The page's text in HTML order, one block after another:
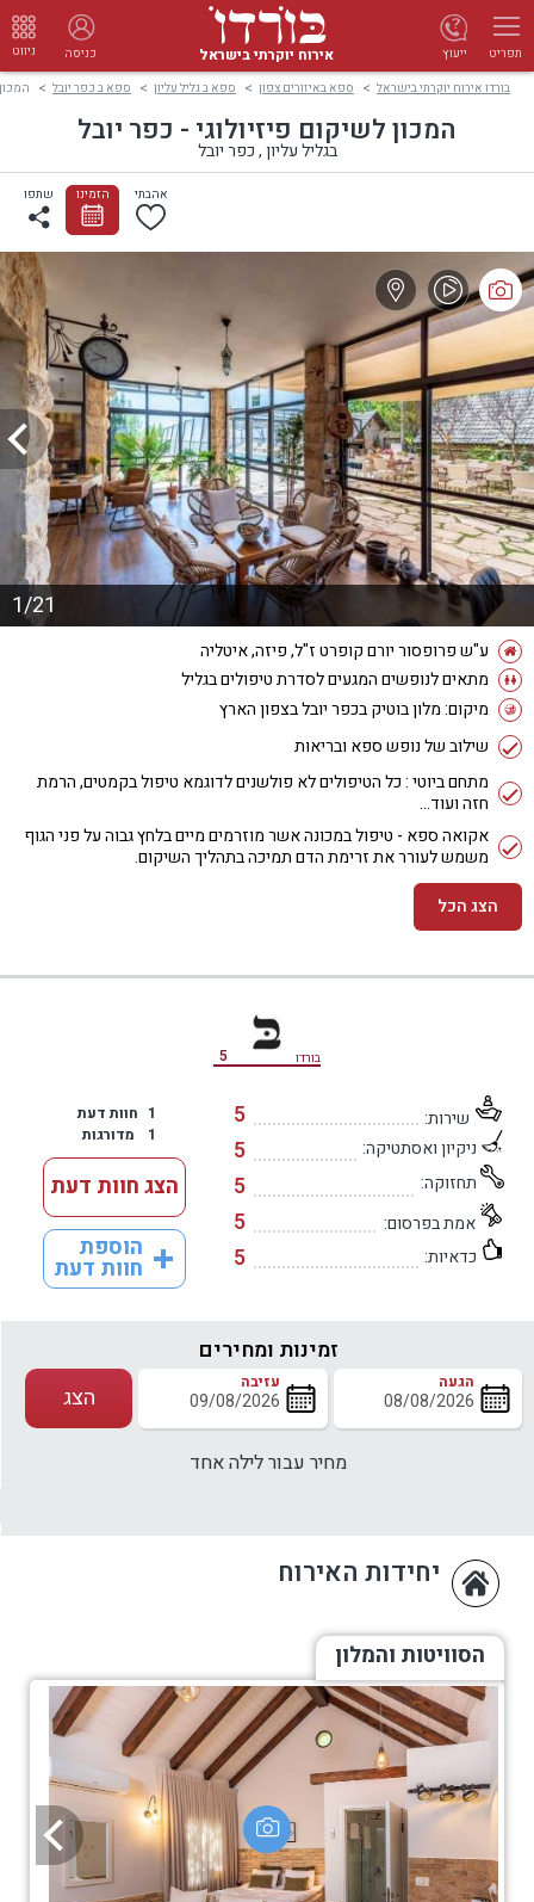
תפריט אירוח יוקרתי בישראל כניסה ניווט ייעוץ
בורדו אירוח יוקרתי בישראל ספא באיזורים צפון ספא ב גליל עליון ספא ב כפר יובל
המכון לשיקום פיזיולוגי - כפר יובל
בגליל עליון , כפר יובל
שתפו אהבתי הזמינו
-
1/21
ע"ש פרופסור יורם קופרט ז"ל, פיזה, איטליה
מתאים לנופשים המגעים לסדרת טיפולים בגליל
מיקום: מלון בוטיק בכפר יובל בצפון הארץ
שילוב של נופש ספא ובריאות
מתחם ביוטי : כל הטיפולים לא פולשנים לדוגמא טיפול בקמטים, הרמת
חזה ועוד...
אקואה ספא - טיפול במכונה אשר מוזרמים מיים בלחץ גבוה על פני הגוף
משמש לעורר את זרימת הדם תמיכה בתהליך השיקום.
הצג הכל
בורדו 5
שירות: 5
ניקיון ואסתטיקה: 5
תחזוקה: 5
אמת בפרסום: 5
כדאיות: 5
1 חוות דעת
1
מדורגות
הצג חוות דעת
הוספת
חוות דעת
זמינות ומחירים
הגעה עזיבה
מחיר עבור לילה אחד
הצג
יחידות האירוח
הסוויטות והמלון